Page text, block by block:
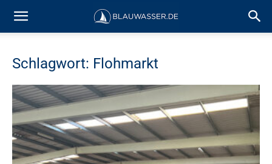
Schlagwort: Flohmarkt